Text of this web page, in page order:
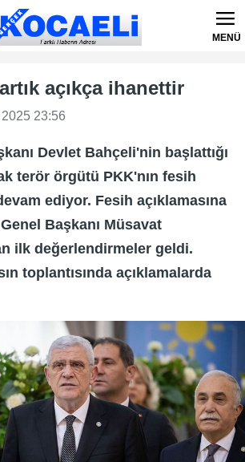
MENÜ
açıkça ihanettir
2025 23:56
Devlet Bahçeli'nin başlattığı
terör örgütü PKK'nın fesih
ediyor. Fesih açıklamasına
Başkanı Müsavat
ilk değerlendirmeler geldi.
toplantısında açıklamalarda